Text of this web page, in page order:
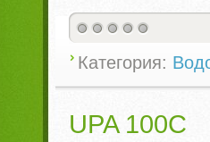
Категория:
UPA 100C